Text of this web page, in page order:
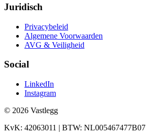
Juridisch
Privacybeleid
Algemene Voorwaarden
AVG & Veiligheid
Social
LinkedIn
Instagram
© 2026 Vastlegg
KvK: 42063011 | BTW: NL005467477B07